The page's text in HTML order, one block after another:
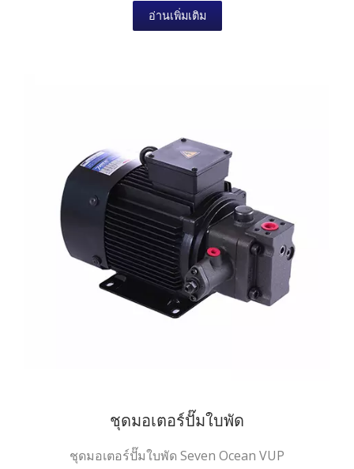
อ่านเพิ่มเติม
ชุดมอเตอร์ปั๊มใบพัด
ชุดมอเตอร์ปั๊มใบพัด Seven Ocean VUP